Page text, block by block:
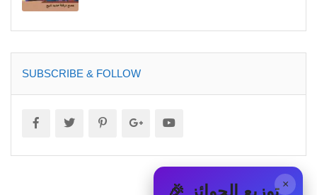
SUBSCRIBE & FOLLOW
× 🎉 توزيع الجوائز